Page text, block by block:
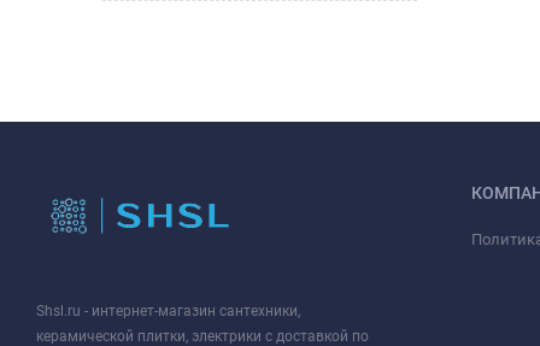
Shsl.ru - интернет-магазин сантехники,
керамической плитки, электрики с доставкой по